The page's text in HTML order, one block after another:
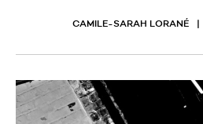
CAMILE-SARAH LORANÉ